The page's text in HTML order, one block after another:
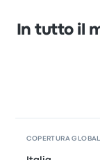
In tutto il
COPERTURA